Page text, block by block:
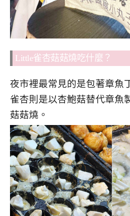
Little雀杏菇菇燒吃什麼？
夜市裡最常見的是包著章魚
雀杏則是以杏鮑菇替代章魚
菇菇燒。